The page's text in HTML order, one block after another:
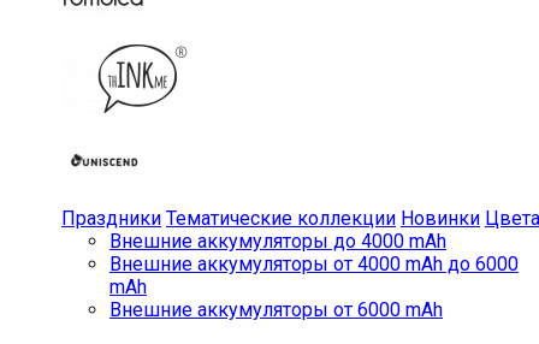
Праздники Тематические коллекции Новинки Цвета
Внешние аккумуляторы до 4000 mAh
Внешние аккумуляторы от 4000 mAh до 6000
mAh
Внешние аккумуляторы от 6000 mAh